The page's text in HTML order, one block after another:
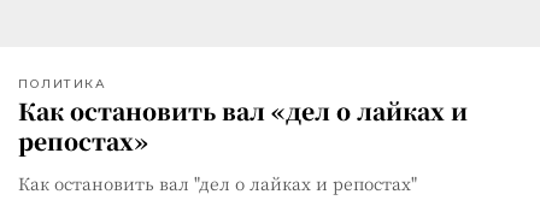
ПОЛИТИКА
Как остановить вал «дел о лайках и
репостах»
Как остановить вал "дел о лайках и репостах"